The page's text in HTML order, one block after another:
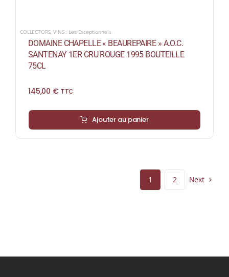
COLLECTORS,VINS : Les Exceptionnels
DOMAINE CHAPELLE « BEAUREPAIRE » A.O.C.
SANTENAY 1ER CRU ROUGE 1995 BOUTEILLE
75CL
145,00 € TTC
Ajouter au panier
1 2 Next